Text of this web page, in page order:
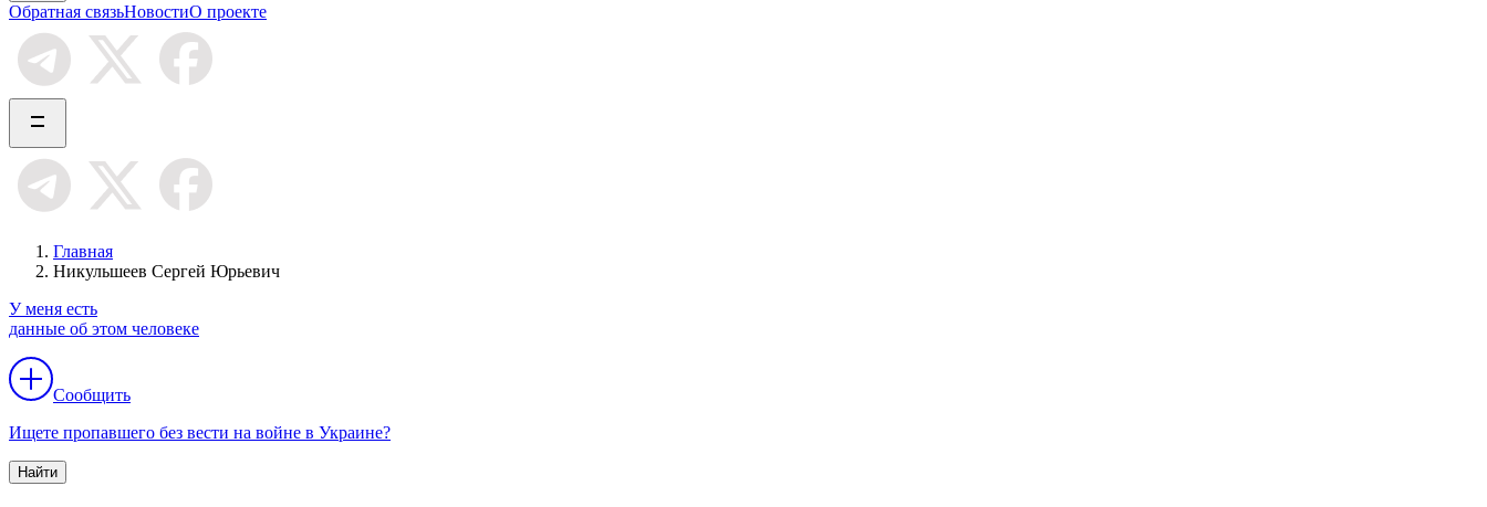
Обратная связьНовостиО проекте
Главная
Никульшеев Сергей Юрьевич
У меня есть
данные об этом человеке
Сообщить
Ищете пропавшего без вести на войне в Украине?
Найти